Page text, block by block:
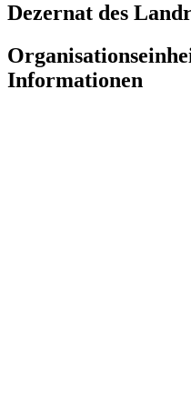
Dezernat des
Informationen